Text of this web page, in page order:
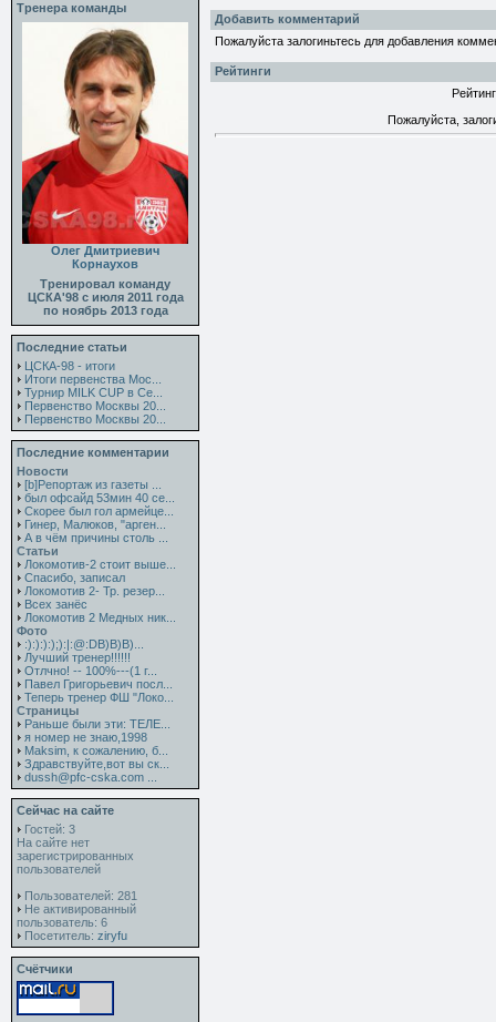
Тренера команды
Олег Дмитриевич
Корнаухов
Тренировал команду
ЦСКА'98 с июля 2011 года
по ноябрь 2013 года
Последние статьи
ЦСКА-98 - итоги
Итоги первенства Мос...
Турнир MILK CUP в Се...
Первенство Москвы 20...
Первенство Москвы 20...
Последние комментарии
Новости
[b]Репортаж из газеты ...
был офсайд 53мин 40 се...
Скорее был гол армейце...
Гинер, Малюков, "арген...
А в чём причины столь ...
Статьи
Локомотив-2 стоит выше...
Спасибо, записал
Локомотив 2- Тр. резер...
Всех занёс
Локомотив 2 Медных ник...
Фото
:):):):);):|:@:DB)B)B)...
Лучший тренер!!!!!!
Отлчно! -- 100%---(1 г...
Павел Григорьевич посл...
Теперь тренер ФШ "Локо...
Страницы
Раньше были эти: ТЕЛЕ...
я номер не знаю,1998
Maksim, к сожалению, б...
Здравствуйте,вот вы ск...
dussh@pfc-cska.com ...
Сейчас на сайте
Гостей: 3
На сайте нет
зарегистрированных
пользователей
Пользователей: 281
Не активированный
пользователь: 6
Посетитель: ziryfu
Счётчики
Добавить комментарий
Пожалуйста залогиньтесь для добавления
Рейтинги
Пожалуйста,